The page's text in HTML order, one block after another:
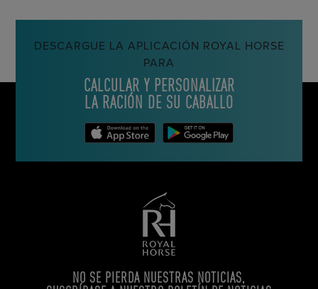
DESCARGUE LA APLICACIÓN ROYAL HORSE
PARA
CALCULAR Y PERSONALIZAR
LA RACIÓN DE SU CABALLO
NO SE PIERDA NUESTRAS NOTICIAS,